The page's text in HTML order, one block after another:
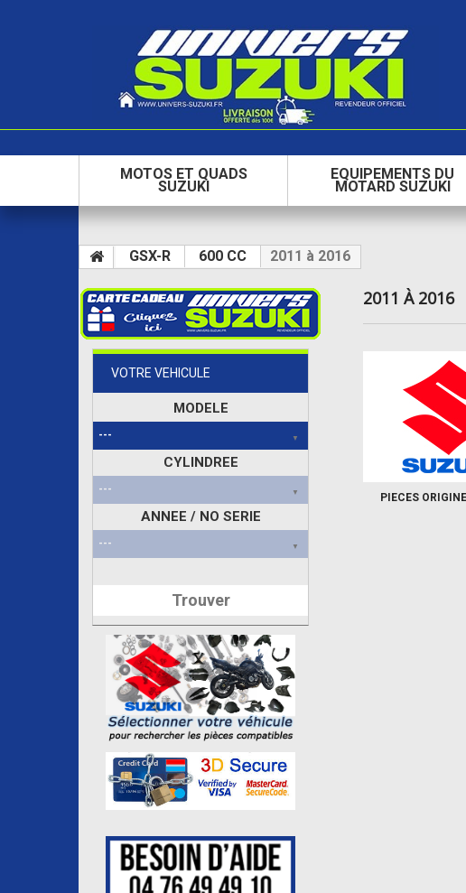
MOTOS ET QUADS
SUZUKI
EQUIPEMENTS DU
MOTARD SUZUKI
GSX-R 600 CC 2011 à 2016
VOTRE VEHICULE
MODELE
CYLINDREE
ANNEE / NO SERIE
Trouver
2011 À 2016
PIECES